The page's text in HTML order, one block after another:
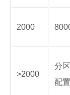
2000
>2000
分
配置